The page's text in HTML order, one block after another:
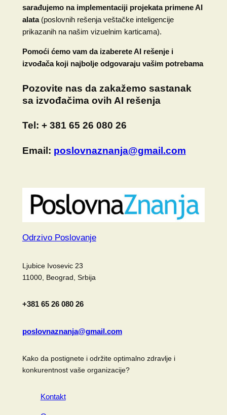
sarađujemo na implementaciji projekata primene AI
alata(poslovnih rešenja veštačke inteligencije
prikazanih na našim vizuelnim karticama).
Pomoći ćemo vam da izaberete AI rešenje i
izvođača koji najbolje odgovaraju vašim potrebama
Pozovite nas da zakažemo sastanak
sa izvođačima ovih AI rešenja
Tel: + 381 65 26 080 26
Email: poslovnaznanja@gmail.com
Odrzivo Poslovanje
Ljubice Ivosevic 23
11000, Beograd, Srbija
+381 65 26 080 26
poslovnaznanja@gmail.com
Kako da postignete i održite optimalno zdravlje i
konkurentnost vaše organizacije?
Kontakt